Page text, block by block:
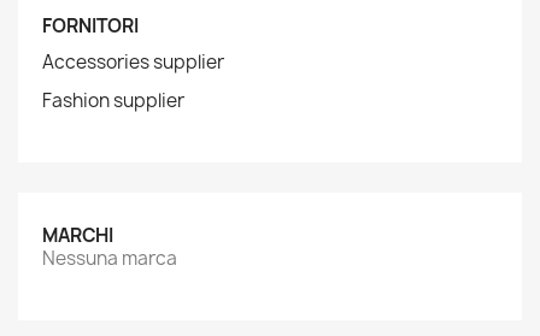
FORNITORI
Accessories supplier
Fashion supplier
MARCHI
Nessuna marca